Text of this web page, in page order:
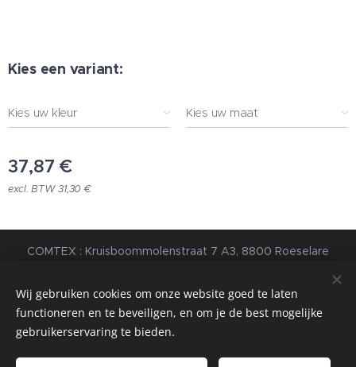
Kies een variant:
Kies uw kleur Kies uw maat
37,87 €
excl. BTW 31,30 €
COMTEX : Kruisboommolenstraat 7 A3, 8800 Roeselare
Voorwaarden| Privacybeleid
webdesign estart.be
Cookies
Wij gebruiken cookies om onze website goed te laten
functioneren en te beveiligen, en om je de best mogelijke
gebruikerservaring te bieden.